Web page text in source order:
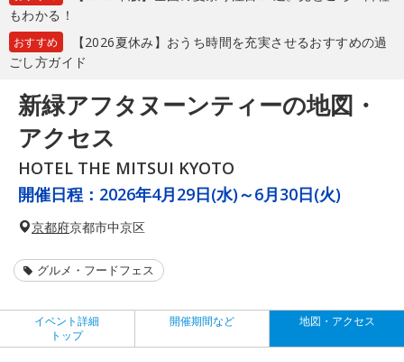
もわかる！
おすすめ
【2026夏休み】おうち時間を充実させるおすすめの過
ごし方ガイド
新緑アフタヌーンティーの地図・
アクセス
HOTEL THE MITSUI KYOTO
開催日程： 2026年4月29日(水)～6月30日(火)
京都府京都市中京区
グルメ・フードフェス
イベント詳細
トップ
開催期間など 地図・アクセス